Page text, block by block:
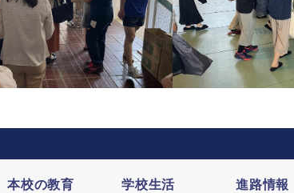
本校の教育
学校生活
進路情報